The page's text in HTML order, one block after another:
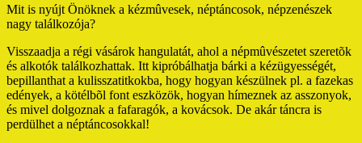
Mit is nyújt Önöknek a kézmûvesek, néptáncosok, népzenészek
nagy találkozója?
Visszaadja a régi vásárok hangulatát, ahol a népmûvészetet szeretõk
és alkotók találkozhattak. Itt kipróbálhatja bárki a kézügyességét,
bepillanthat a kulisszatitkokba, hogy hogyan készülnek pl. a fazekas
edények, a kötélbõl font eszközök, hogyan hímeznek az asszonyok,
és mivel dolgoznak a fafaragók, a kovácsok. De akár táncra is
perdülhet a néptáncosokkal!